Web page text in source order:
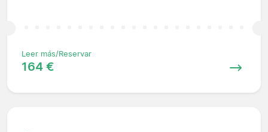
Leer más/Reservar
164 €